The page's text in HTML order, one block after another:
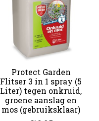
Protect Garden
Flitser 3 in 1 spray (5
Liter) tegen onkruid,
groene aanslag en
mos (gebruiksklaar)